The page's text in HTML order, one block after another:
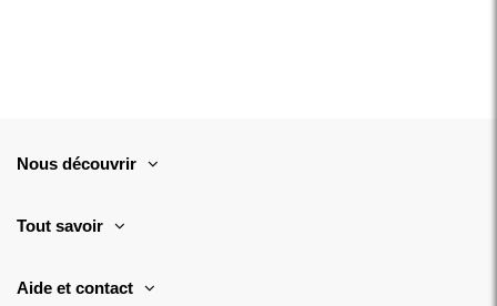
Nous découvrir
Tout savoir
Aide et contact